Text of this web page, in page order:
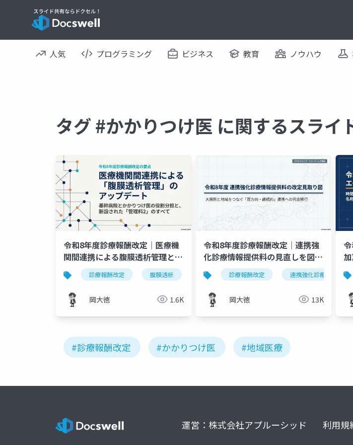
人気 プログラミング ビジネス 教育 ノウハウ
タグ #かかりつけ医 に関するスライ
令和8年度診療報酬改定｜医療機
関間連携による腹膜透析管理と新
設「管理料2」を図解
診療報酬改定 腹膜透析 在宅自己腹膜灌流指導管理料 医療機関連携
岡大徳 1.6K
令和8年度診療報酬改定｜連携強
化診療情報提供料の見直しを図解
で解説診療報酬改定 連携強化診療情報提供料
岡大徳 13K
#診療報酬改定 #かかりつけ医 #地域医療
運営：株式会社アプルーシッド 利用規